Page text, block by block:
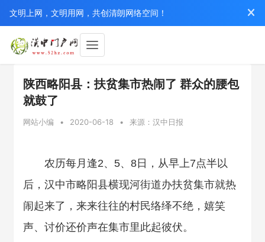
文明上网，文明用网，共创清朗网络空间！
陕西略阳县：扶贫集市热闹了 群众的腰包
就鼓了
网站小编 • 2020-06-18 • 来源：汉中日报
农历每月逢2、5、8日，从早上7点半以
后，汉中市略阳县横现河街道办扶贫集市就热
闹起来了，来来往往的村民络绎不绝，嬉笑
声、讨价还价声在集市里此起彼伏。